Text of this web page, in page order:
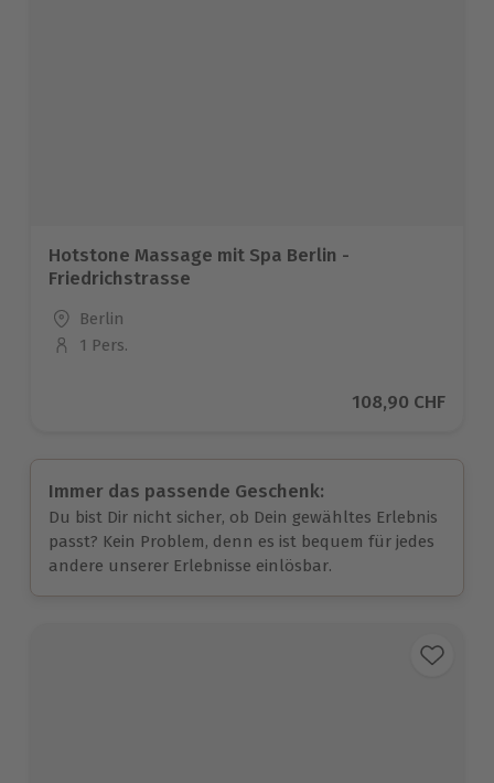
Hotstone Massage mit Spa Berlin -
Friedrichstrasse
Standort
Berlin
Anzahl der Teilnehmer
1 Pers.
Aktueller Preis
108,90 CHF
Immer das passende Geschenk:
Du bist Dir nicht sicher, ob Dein gewähltes Erlebnis
passt? Kein Problem, denn es ist bequem für jedes
andere unserer Erlebnisse einlösbar.